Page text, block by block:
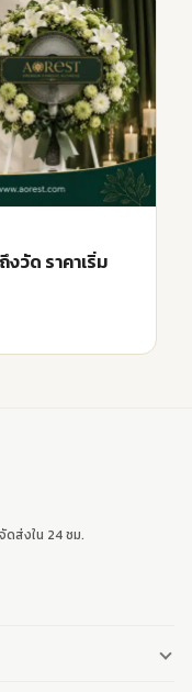
วัด ราคาเริ่ม
ส่งใน 24 ชม.